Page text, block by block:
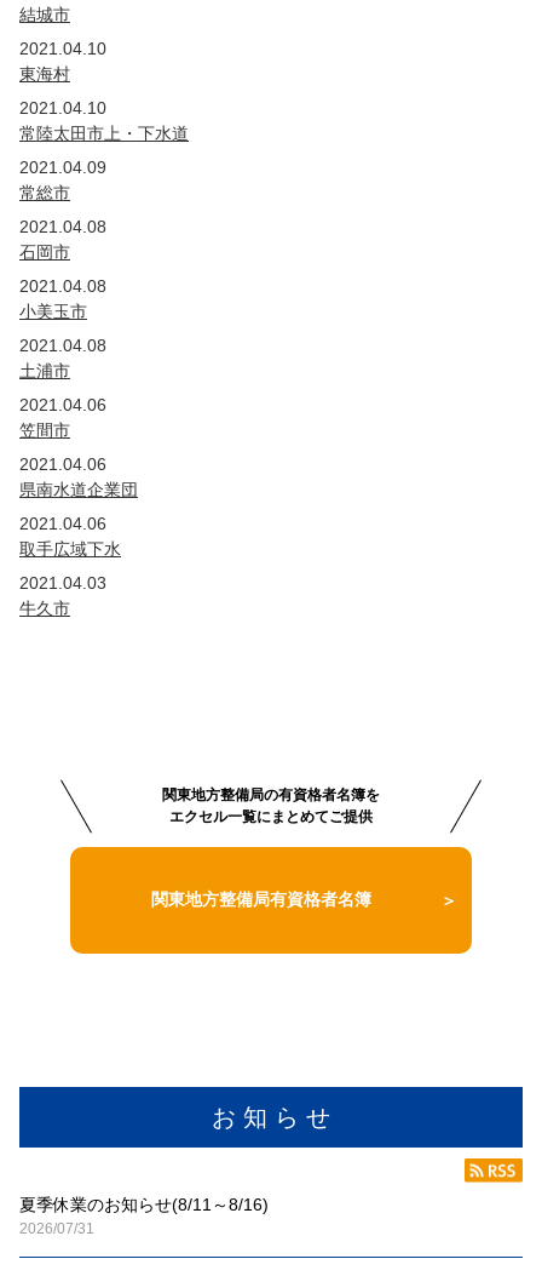
お 知 ら せ
夏季休業のお知らせ(8/11～8/16)
2026/07/31
結城市
2021.04.10
東海村
2021.04.10
常陸太田市上・下水道
2021.04.09
常総市
2021.04.08
石岡市
2021.04.08
小美玉市
2021.04.08
土浦市
2021.04.06
笠間市
2021.04.06
県南水道企業団
2021.04.06
取手広域下水
2021.04.03
牛久市
関東地方整備局の有資格者名簿を
エクセル一覧にまとめてご提供
関東地方整備局有資格者名簿